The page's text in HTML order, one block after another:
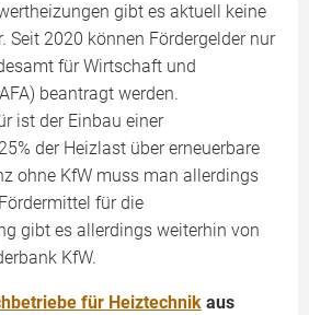
gibt es aktuell keine
Seit 2020 können Fördergelder nur
für Wirtschaft und
beantragt werden.
ist der Einbau einer
der Heizlast über erneuerbare
ohne KfW muss man allerdings
für die
gibt es allerdings weiterhin von
KfW.
für Heiztechnik aus